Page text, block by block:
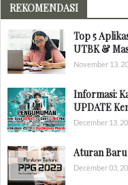
REKOMENDASI
Top 5
UTBK &
November 13,
Informasi:
UPDATE
December 13,
Aturan Baru
December 03,